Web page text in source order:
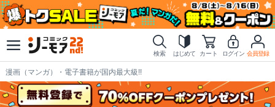
検索 はじめて カート ログイン 会員登録
漫画（マンガ）・電子書籍が国内最大級!!